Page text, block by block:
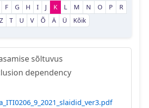
F G H I J K L M N O P
R
Z T U V Õ Ä Ü Kõik
sõltuvus
dependency